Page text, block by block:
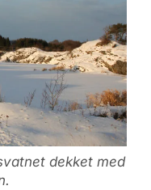
dekket med